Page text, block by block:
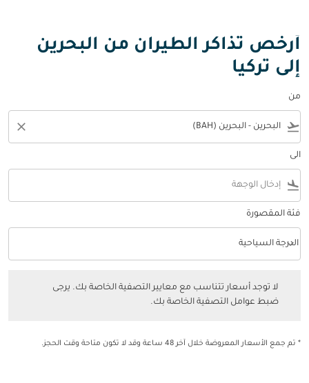
أرخص تذاكر الطيران من البحرين
إلى تركيا
من
flight_takeoff
close
الى
flight_land
فئة المقصورة
فئة المقصورة option الدرجة السياحية Selected
الدرجة السياحية
keyboard_arrow_down
لا توجد أسعار تتناسب مع معايير التصفية الخاصة بك. يرجى
ضبط عوامل التصفية الخاصة بك.
* تم جمع الأسعار المعروضة خلال آخر 48 ساعة وقد لا تكون متاحة وقت الحجز.